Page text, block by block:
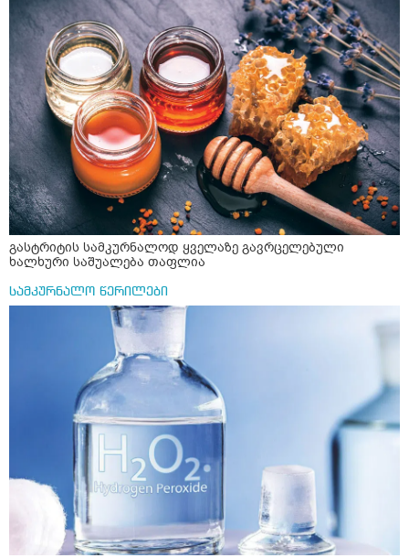
მისგან ეს ტოქსიკური ურთიერთობა დავასრულე ეხლა
ისებ ასე ვარ თავბრუხვევებით და როგორ მოვიქცეე
არვიცი ბოდიში ცოყა არულად მიწერია
მოვამზადო უსაფრთხოდ. 2) მეორე ვარიანტი
მაინტერესებს რძესთან ერთად მიღება: რძეში ჩავყარო
ერთი სუფრის კოვზის მეოთხედი ფხვნილი კურკუმა და
ჩავყარო ცოტა შავი პილპილი და ავადუღო თუ ჯერ რძე
ავადუღო, ცოტა გათბეს და მერე ჩავყარო კურკუმა? და
საღამოს ვახშამზე რომ მივიღო თუ შეიძლება? P.S მიზანი
არის ანთების საწინააღმდეგო,ანტიოქსიდანტური და
დამამშვიდებელი( მშვიდი ძილისთვის)
გასტრიტის სამკურნალოდ ყველაზე გავრცელებული
ხალხური საშუალება თაფლია
სამკურნალო წერილები